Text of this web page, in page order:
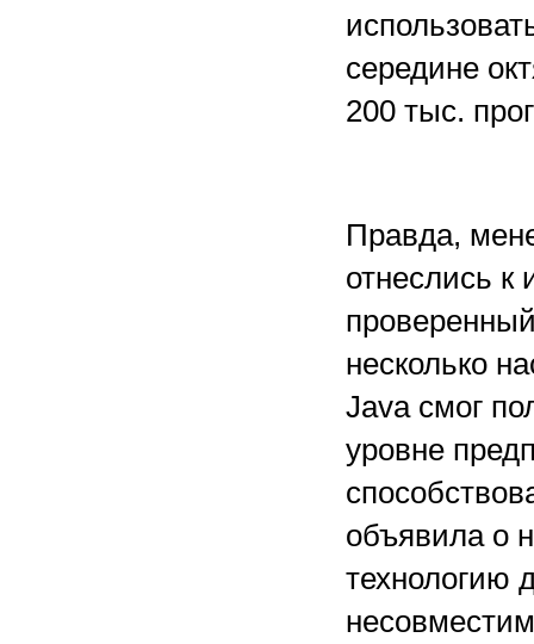
середине
200 тыс.
Правда,
отнеслись к
несколько
Java смог
уровне
объявила о
технологию